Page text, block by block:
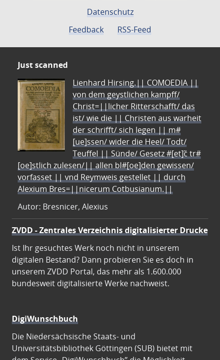
Datenschutz
Feedback
RSS-Feed
Just scanned
Lienhard Hirsing.|| COMOEDIA ||
von dem geystlichen kampff/
Christ=||licher Ritterschafft/ das
ist/ wie die || Christen aus warheit
der schrifft/ sich legen || m#
[ue]ssen/ wider die Heel/ Todt/
Teuffel || Sünde/ Gesetz #[et]c̃ tr#
[oe]stlich zulesen/|| allen bl#[oe]den gewissen/
vorfasset || vnd Reymweis gestellet || durch
Alexium Bres=||nicerum Cotbusianum.||
Autor: Bresnicer, Alexius
ZVDD - Zentrales Verzeichnis digitalisierter Drucke
Ist Ihr gesuchtes Werk noch nicht in unserem
digitalen Bestand? Dann probieren Sie es doch in
unserem ZVDD Portal, das mehr als 1.600.000
bundesweit digitalisierte Werke nachweist.
DigiWunschbuch
Die Niedersächsische Staats- und
Universitätsbibliothek Göttingen (SUB) bietet mit